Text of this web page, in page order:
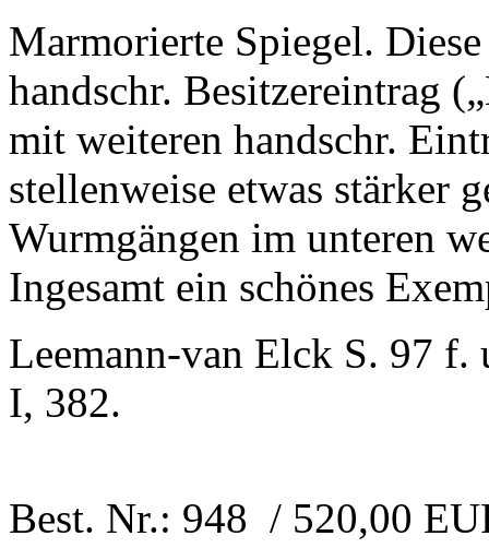
Marmorierte Spiegel.
handschr. Besitzereintrag
mit weiteren handschr.
stellenweise etwas stärker
Wurmgängen im unteren
Ingesamt ein schönes
Leemann-van Elck S. 97 f.
I, 382.
Best. Nr.: 948 / 520,00